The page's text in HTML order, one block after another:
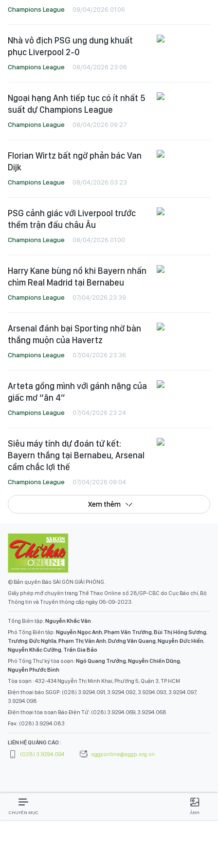
Champions League 09/04/2026 01:06
Nhà vô địch PSG ung dung khuất
phục Liverpool 2-0
Champions League 08/04/2026 23:06
Ngoại hạng Anh tiếp tục có ít nhất 5
suất dự Champions League
Champions League 08/04/2026 09:27
Florian Wirtz bất ngờ phản bác Van
Dijk
Champions League 08/04/2026 03:23
PSG cảnh giác với Liverpool trước
thềm trận đấu châu Âu
Champions League 08/04/2026 01:00
Harry Kane bùng nổ khi Bayern nhấn
chìm Real Madrid tại Bernabeu
Champions League 07/04/2026 23:39
Arsenal đánh bại Sporting nhờ bàn
thắng muộn của Havertz
Champions League 07/04/2026 23:36
Arteta gồng mình với gánh nặng của
giấc mơ “ăn 4”
Champions League 07/04/2026 23:24
Siêu máy tính dự đoán tứ kết:
Bayern thắng tại Bernabeu, Arsenal
cầm chắc lợi thế
Champions League 07/04/2026 09:04
Xem thêm
© Bản quyền Báo SÀI GÒN GIẢI PHÓNG.
Giấy phép mở chuyên trang Thể Thao Online số 28/GP-CBC do Cục Báo chí, Bộ
Thông tin và Truyền thông cấp ngày 06-09-2023.
Tổng Biên tập: Nguyễn Khắc Văn
Phó Tổng Biên tập: Nguyễn Ngọc Anh,Phạm Văn Trường,Bùi Thị Hồng Sương,
Trương Đức Nghĩa,Phạm Thị Vân Anh,Dương Văn Quang,Nguyễn Đức Hiển,
Nguyễn Khắc Cường, Trần Gia Bảo
Phó Tổng Thư ký tòa soạn: Ngô Quang Trưởng,Nguyễn Chiến Dũng,
Nguyễn Phước Bình
Tòa soạn : 432-434 Nguyễn Thị Minh Khai, Phường 5, Quận 3, TP.HCM
Điện thoại báo SGGP: (028) 3.9294.091, 3.9294.092, 3.9294.093, 3.9294.097,
3.9294.098
Điện thoại tòa soạn Báo Điện Tử: (028) 3.9294.069, 3.9294.068
Fax: (028) 3.9294.083
LIÊN HỆ QUẢNG CÁO :
(028) 3.9294.094
sggponline@sggp.org.vn
CHUYÊN MỤC ẢNH